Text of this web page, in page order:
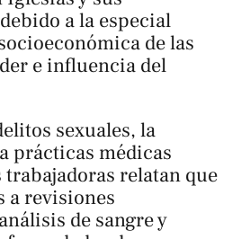
a la especial
de las
e influencia del
sexuales, la
prácticas médicas
relatan que
a revisiones
de sangre y